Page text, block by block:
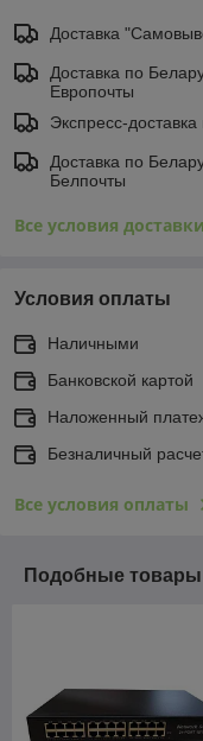
Доставка
Доставка по
Европочты
Экспресс-
Доставка по
Белпочты
Все условия доставки
Условия оплаты
Наличными
Банковской картой
Наложенный
Безналичный
Все условия оплаты
Подобные